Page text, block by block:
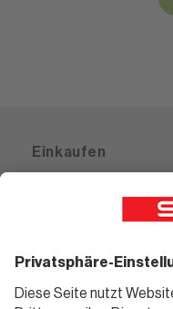
Einkaufen
Gutscheine